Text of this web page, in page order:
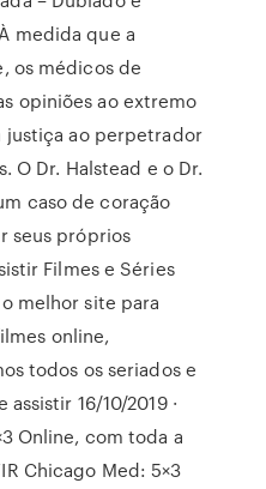
medida que a
os médicos de
opiniões ao extremo
justiça ao perpetrador
O Dr. Halstead e o Dr.
caso de coração
seus próprios
Filmes e Séries
melhor site para
online,
todos os seriados e
16/10/2019 ·
Online, com toda a
Chicago Med: 5×3